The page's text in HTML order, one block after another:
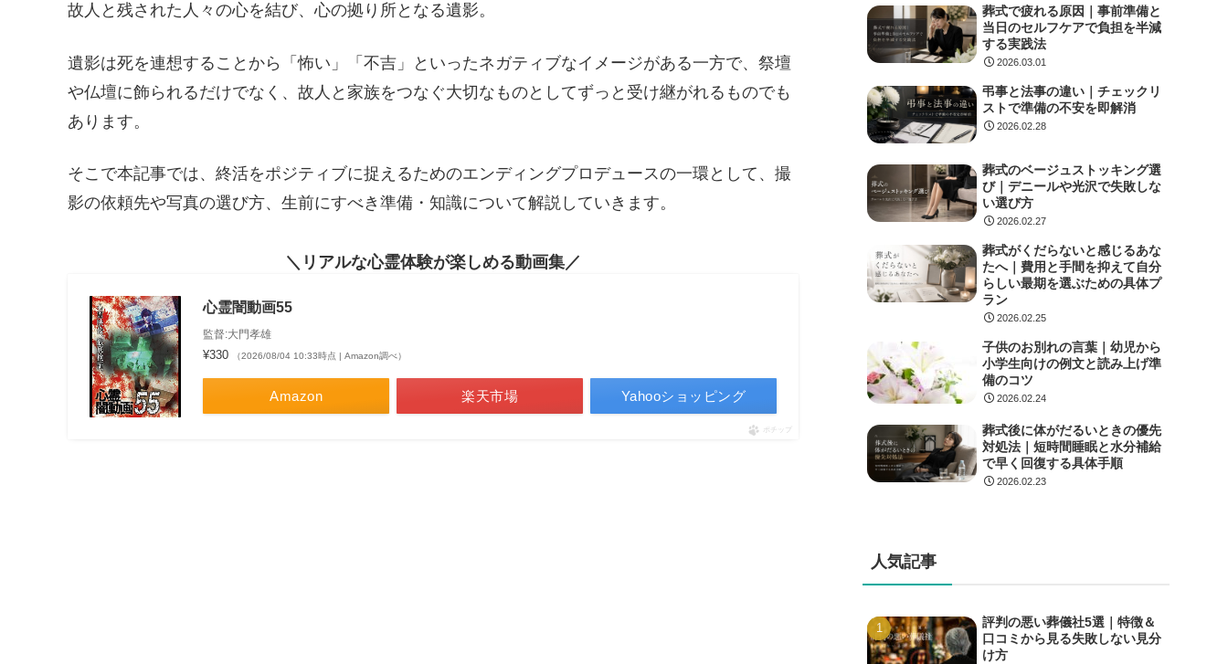
故人と残された人々の心を結び、心の拠り所となる遺影。
遺影は死を連想することから「怖い」「不吉」といったネガティブなイメージがある一方で、祭壇
や仏壇に飾られるだけでなく、故人と家族をつなぐ大切なものとしてずっと受け継がれるものでも
あります。
そこで本記事では、終活をポジティブに捉えるためのエンディングプロデュースの一環として、撮
影の依頼先や写真の選び方、生前にすべき準備・知識について解説していきます。
リアルな心霊体験が楽しめる動画集
心霊闇動画55
監督:大門孝雄
¥330 （2026/08/04 10:33時点 | Amazon調べ）
Amazon 楽天市場 Yahooショッピング
ポチップ
葬式で疲れる原因｜事前準備と
当日のセルフケアで負担を半減
する実践法
2026.03.01
弔事と法事の違い｜チェックリ
ストで準備の不安を即解消
2026.02.28
葬式のベージュストッキング選
び｜デニールや光沢で失敗しな
い選び方
2026.02.27
葬式がくだらないと感じるあな
たへ｜費用と手間を抑えて自分
らしい最期を選ぶための具体プ
ラン
2026.02.25
子供のお別れの言葉｜幼児から
小学生向けの例文と読み上げ準
備のコツ
2026.02.24
葬式後に体がだるいときの優先
対処法｜短時間睡眠と水分補給
で早く回復する具体手順
2026.02.23
人気記事
評判の悪い葬儀社5選｜特徴＆
口コミから見る失敗しない見分
け方